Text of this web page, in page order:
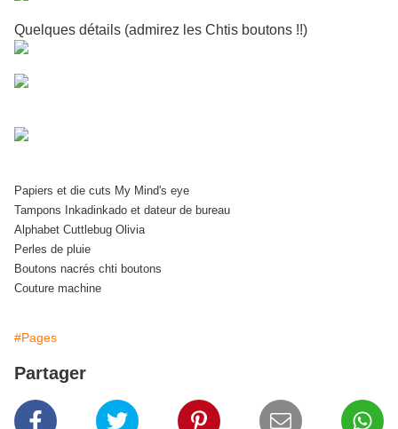
Quelques détails (admirez les Chtis boutons !!)
Papiers et die cuts My Mind's eye
Tampons Inkadinkado et dateur de bureau
Alphabet Cuttlebug Olivia
Perles de pluie
Boutons nacrés chti boutons
Couture machine
#Pages
Partager